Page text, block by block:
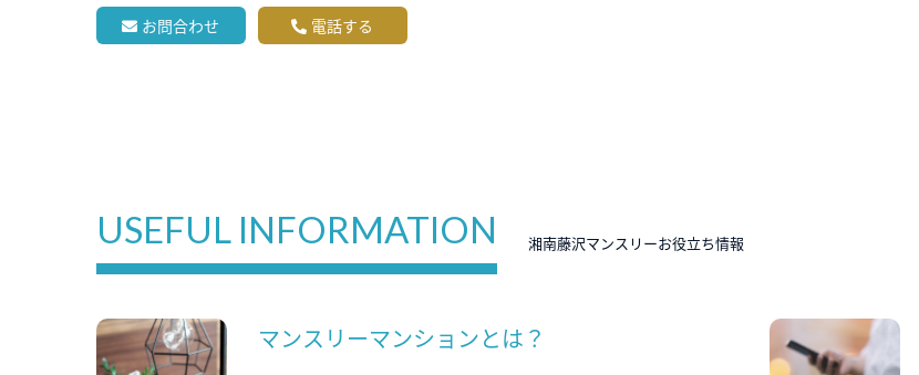
お問合わせ 電話する
USEFUL INFORMATION 湘南藤沢マンスリーお役立ち情報
マンスリーマンションとは？